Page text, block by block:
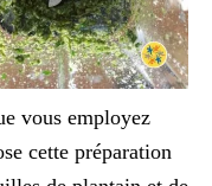
vous employez
cette préparation